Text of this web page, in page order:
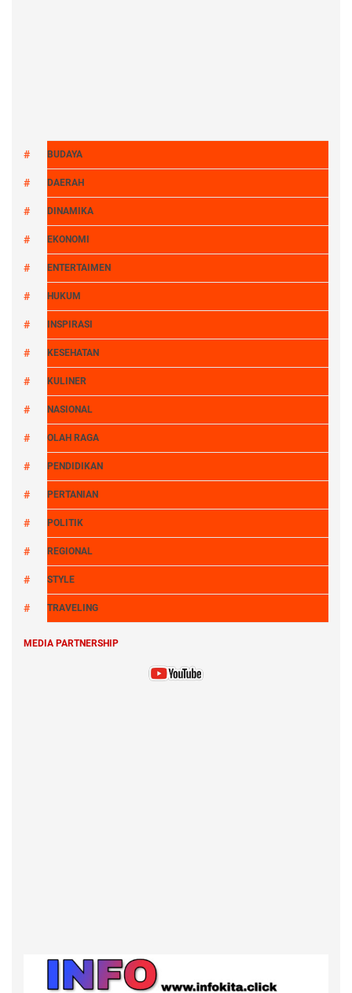
BUDAYA
DAERAH
DINAMIKA
EKONOMI
ENTERTAIMEN
HUKUM
INSPIRASI
KESEHATAN
KULINER
NASIONAL
OLAH RAGA
PENDIDIKAN
PERTANIAN
POLITIK
REGIONAL
STYLE
TRAVELING
MEDIA PARTNERSHIP